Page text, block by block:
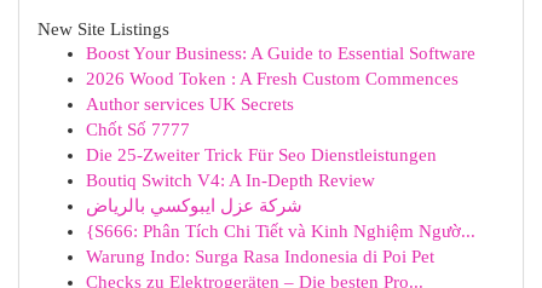
New Site Listings
Boost Your Business: A Guide to Essential Software
2026 Wood Token : A Fresh Custom Commences
Author services UK Secrets
Chốt Số 7777
Die 25-Zweiter Trick Für Seo Dienstleistungen
Boutiq Switch V4: A In-Depth Review
شركة عزل ايبوكسي بالرياض
{S666: Phân Tích Chi Tiết và Kinh Nghiệm Ngườ...
Warung Indo: Surga Rasa Indonesia di Poi Pet
Checks zu Elektrogeräten – Die besten Pro...